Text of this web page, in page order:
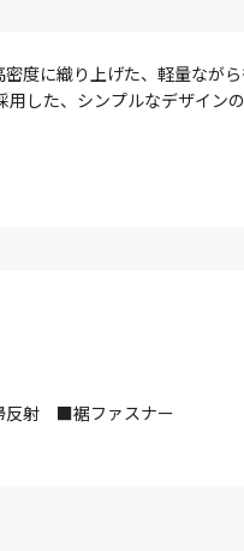
度に織り上げた、軽量ながら
した、シンプルなデザイン
射 ■裾ファスナー